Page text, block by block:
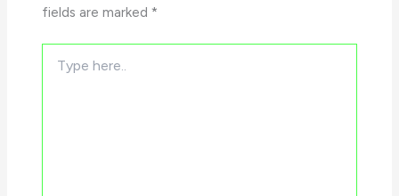
fields are marked*
here..